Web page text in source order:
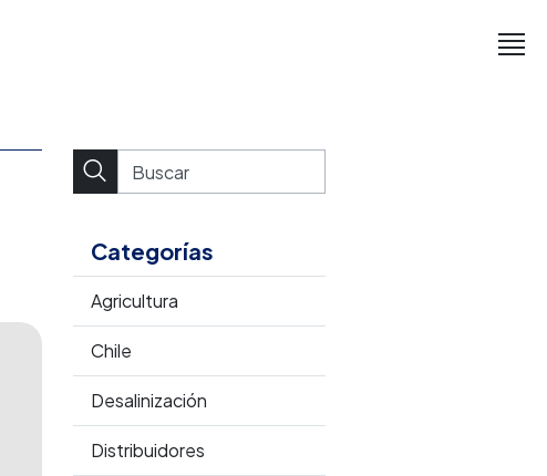
Categorías
Agricultura
Chile
Desalinización
Distribuidores